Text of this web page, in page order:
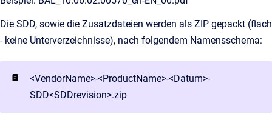
Die SDD, sowie die Zusatzdateien werden als ZIP gepackt (flach
- keine Unterverzeichnisse), nach folgendem Namensschema:
<VendorName>-<ProductName>-<Datum>-
SDD<SDDrevision>.zip